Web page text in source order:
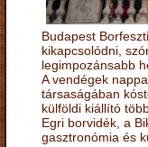
Budapest
kikapcsolódni,
legimpozánsabb
A vendégek
társaságában
külföldi kiállító
Egri borvidék, a
gasztronómia és